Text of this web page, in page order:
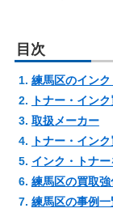
目次
練馬区のイン
トナー・イン
取扱メーカー
トナー・イン
インク・トナ
練馬区の買取
練馬区の事例一